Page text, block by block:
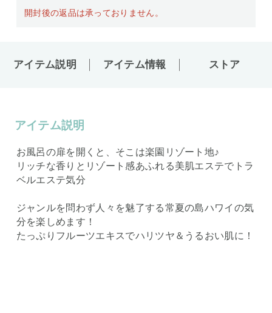
開封後の返品は承っておりません。
アイテム説明 アイテム情報 ストア
アイテム説明
お風呂の扉を開くと、そこは楽園リゾート地♪
リッチな香りとリゾート感あふれる美肌エステでトラ
ベルエステ気分
ジャンルを問わず人々を魅了する常夏の島ハワイの気
分を楽しめます！
たっぷりフルーツエキスでハリツヤ＆うるおい肌に！